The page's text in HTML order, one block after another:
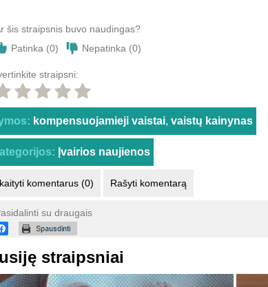
šis straipsnis buvo naudingas?
Patinka (0) Nepatinka (0)
straipsni:
kompensuojamieji vaistai, vaistų kainynas
Įvairios naujienos
komentarus (0) Rašyti komentarą
su draugais
straipsniai